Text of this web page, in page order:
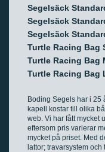
Segelsäck
Segelsäck
Segelsäck
Turtle Racing Bag
Turtle Racing Bag
Turtle Racing Bag
Boding Segels har i 25
kapell kostar till olika
web. Vi har fått mycket
eftersom pris varierar
mycket på priset. Med
lattor; travarsystem